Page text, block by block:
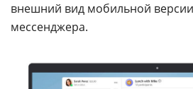
внешний вид мобильной
мессенджера.